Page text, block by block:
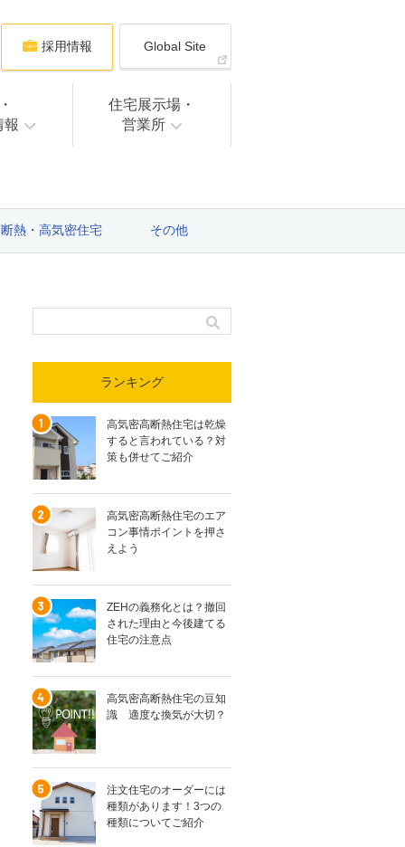
採用情報 Global Site
報
住宅展示場・
営業所
熱・高気密住宅 その他
ランキング
高気密高断熱住宅は乾燥
すると言われている？対
策も併せてご紹介
高気密高断熱住宅のエア
コン事情ポイントを押さ
えよう
ZEHの義務化とは？撤回
された理由と今後建てる
住宅の注意点
高気密高断熱住宅の豆知
識 適度な換気が大切？
注文住宅のオーダーには
種類があります！3つの
種類についてご紹介